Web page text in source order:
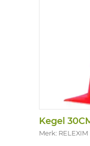
Kegel
Merk: RELEXIM